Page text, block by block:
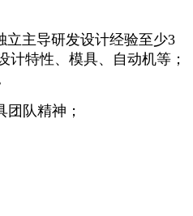
立主导研发设计经验至少3
计特性、模具、自动机等；
队精神；